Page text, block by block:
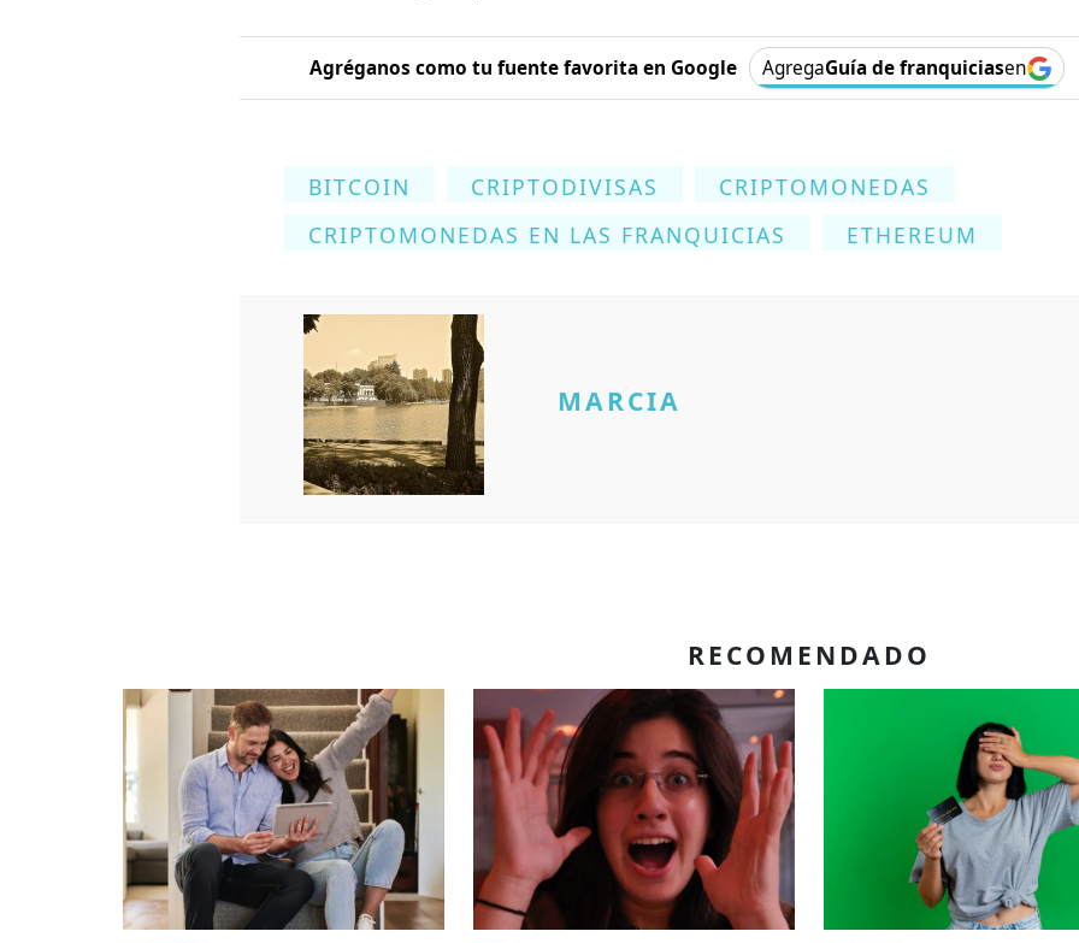
Agréganos como tu fuente favorita en Google AgregaGuía de franquiciasen
BITCOIN CRIPTODIVISAS
CRIPTOMONEDAS
CRIPTOMONEDAS EN LAS FRANQUICIAS
ETHEREUM
MARCIA
RECOMENDADO